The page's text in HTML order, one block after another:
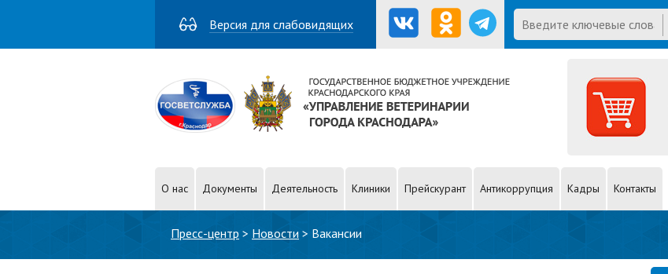
Версия для слабовидящих
E mail
Введите ключевые слова для
поиска
О нас Документы Деятельность Клиники Прейскурант Антикоррупция Кадры Контакты
Пресс-центр > Новости > Вакансии